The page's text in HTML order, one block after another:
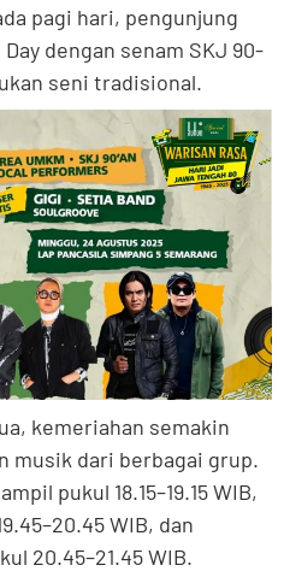
pagi hari, pengunjung
dengan senam SKJ 90-
seni tradisional.
kemeriahan semakin
musik dari berbagai grup.
pukul 18.15–19.15 WIB,
WIB, dan
20.45–21.45 WIB.